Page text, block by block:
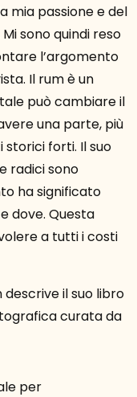
mia passione e del
sono quindi reso
l’argomento
Il rum è un
può cambiare il
una parte, più
storici forti. Il suo
radici sono
ha significato
dove. Questa
a tutti i costi
il suo libro
curata da
per